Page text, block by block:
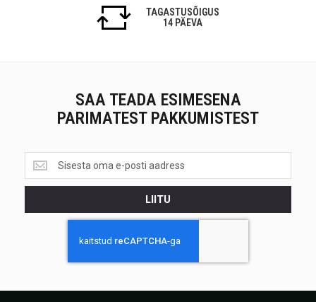
TAGASTUSÕIGUS
14 PÄEVA
SAA TEADA ESIMESENA
PARIMATEST PAKKUMISTEST
Saa
teada
esimesena<br>
pakkumistest
LIITU